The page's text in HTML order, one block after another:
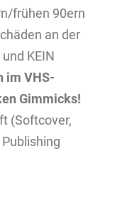
frühen 90ern
an der
KEIN
im VHS-
Gimmicks!
(Softcover,
Publishing